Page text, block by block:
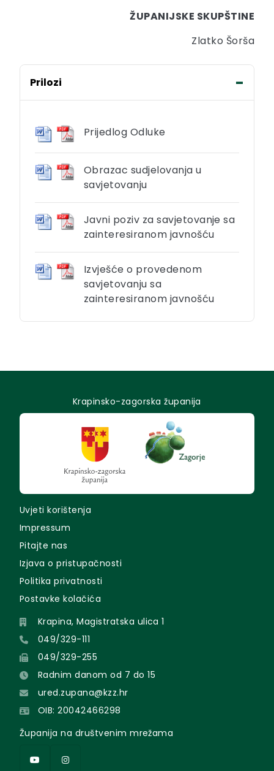
ŽUPANIJSKE SKUPŠTINE
Zlatko Šorša
Prilozi
Prijedlog Odluke
Obrazac sudjelovanja u
savjetovanju
Javni poziv za savjetovanje sa
zainteresiranom javnošću
Izvješće o provedenom
savjetovanju sa
zainteresiranom javnošću
Krapinsko-zagorska županija
Uvjeti korištenja
Impressum
Pitajte nas
Izjava o pristupačnosti
Politika privatnosti
Postavke kolačića
Krapina, Magistratska ulica 1
049/329-111
049/329-255
Radnim danom od 7 do 15
ured.zupana@kzz.hr
OIB: 20042466298
Županija na društvenim mrežama